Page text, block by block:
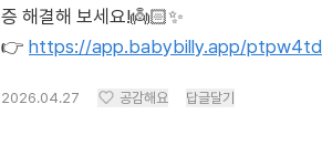
증 해결해 보세요!👼🏻✨
👉 https://app.babybilly.app/ptpw4td
2026.04.27 공감해요 답글달기